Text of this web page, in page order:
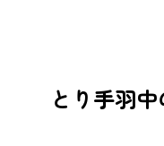
とり手羽